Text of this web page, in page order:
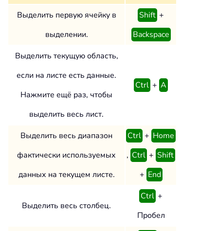
Выделить первую ячейку в
выделении.
Shift +
Backspace
Выделить текущую область,
если на листе есть данные.
Нажмите ещё раз, чтобы
выделить весь лист.
Ctrl + A
Выделить весь диапазон
фактически используемых
данных на текущем листе.
Ctrl + Home
, Ctrl + Shift
+ End
Выделить весь столбец.
Ctrl +
Пробел